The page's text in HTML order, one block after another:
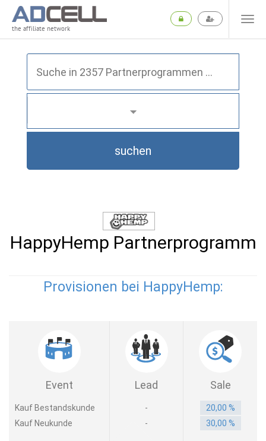
the affiliate network
suchen
HappyHemp Partnerprogramm
Provisionen bei HappyHemp:
Event Lead Sale
Kauf Bestandskunde -
20,00 %
Kauf Neukunde
- 30,00 %